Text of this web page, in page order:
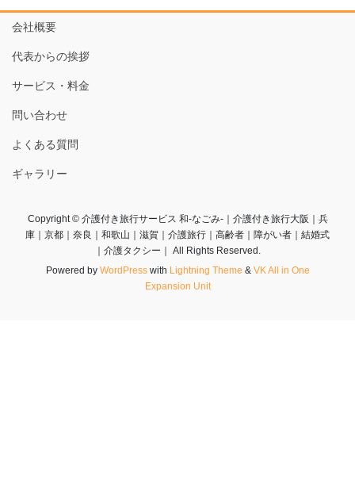
会社概要
代表からの挨拶
サービス・料金
問い合わせ
よくある質問
ギャラリー
Copyright © 介護付き旅行サービス 和-なごみ-｜介護付き旅行大阪｜兵
庫｜京都｜奈良｜和歌山｜滋賀｜介護旅行｜高齢者｜障がい者｜結婚式
｜介護タクシー｜ All Rights Reserved.
Powered by WordPresswith Lightning Theme & VK All in One
Expansion Unit